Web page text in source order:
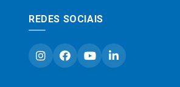
REDES SOCIAIS